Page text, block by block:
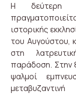
Η δεύτερη
ιστορικής
του Αυγούστου,
στη
παράδοση. Στην
ψαλμοί